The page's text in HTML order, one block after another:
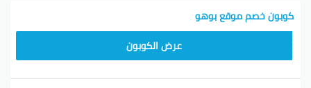
كوبون خصم موقع بوهو
عرض الكوبون